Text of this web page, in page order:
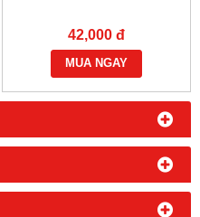
42,000 đ
MUA NGAY